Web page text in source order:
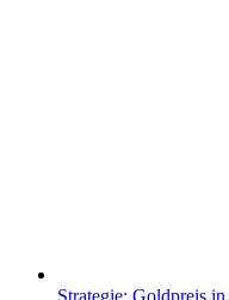
Strategie: Goldpreis